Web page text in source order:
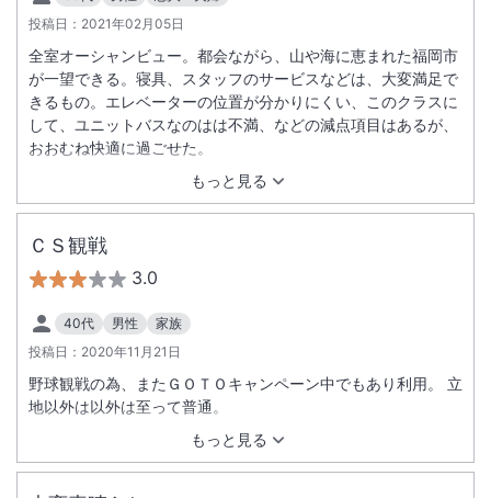
投稿日： 2021年02月05日
もっと見る
全室オーシャンビュー。都会ながら、山や海に恵まれた福岡市
が一望できる。寝具、スタッフのサービスなどは、大変満足で
きるもの。エレベーターの位置が分かりにくい、このクラスに
して、ユニットバスなのはは不満、などの減点項目はあるが、
おおむね快適に過ごせた。
ＣＳ観戦
3.0
40代 男性
家族
投稿日： 2020年11月21日
もっと見る
野球観戦の為、またＧＯＴＯキャンペーン中でもあり利用。 立
地以外は以外は至って普通。